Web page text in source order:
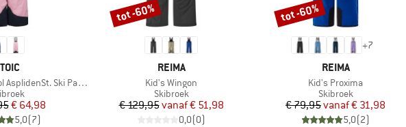
Ski Pants
Prijs
Verlaagde prijs
€ 64,98
5,0(7)
MERK
REIMA
Artikel
Kid's Wingon
Productgroep
Skibroek
Prijs
€ 129,95 Verlaagde prijs
vanaf€ 51,98
0,0(0)
Korting
tot -60%
+7
MERK
REIMA
Artikel
Kid's Proxima
Productgroep
Skibroek
Prijs
€ 79,95 Verlaagde prijs
vanaf€ 31,98
5,0(2)
Korting
tot -60%